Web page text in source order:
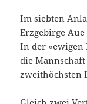
Im siebten
Erzgebirge
In der «ewigen
die
zweithöchsten